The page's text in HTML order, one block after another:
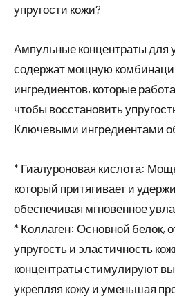
упругости кожи?
Ампульные концентраты для
содержат мощную
ингредиентов, которые
чтобы восстановить
Ключевыми ингредиентами
* Гиалуроновая кислота:
который притягивает и
обеспечивая мгновенное
* Коллаген: Основной белок,
упругость и эластичность
концентраты стимулируют
укрепляя кожу и уменьшая